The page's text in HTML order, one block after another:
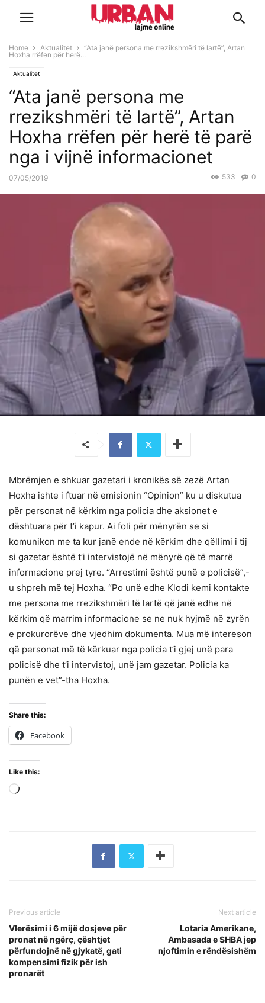
Home Aktualitet
“Ata janë persona me rrezikshmëri të lartë”, Artan
Hoxha rrëfen për herë...
Aktualitet
“Ata janë persona me
rrezikshmëri të lartë”, Artan
Hoxha rrëfen për herë të parë
nga i vijnë informacionet
07/05/2019 0
533
Mbrëmjen e shkuar gazetari i kronikës së zezë Artan
Hoxha ishte i ftuar në emisionin “Opinion” ku u diskutua
për personat në kërkim nga policia dhe aksionet e
dështuara për t’i kapur. Ai foli për mënyrën se si
komunikon me ta kur janë ende në kërkim dhe qëllimi i tij
si gazetar është t’i intervistojë në mënyrë që të marrë
informacione prej tyre. “Arrestimi është punë e policisë”,-
u shpreh më tej Hoxha. “Po unë edhe Klodi kemi kontakte
me persona me rrezikshmëri të lartë që janë edhe në
kërkim që marrim informacione se ne nuk hyjmë në zyrën
e prokurorëve dhe vjedhim dokumenta. Mua më intereson
që personat më të kërkuar nga policia t’i gjej unë para
policisë dhe t’i intervistoj, unë jam gazetar. Policia ka
punën e vet”-tha Hoxha.
Share this:
Facebook
Like this:
Previous article
Vlerësimi i 6 mijë dosjeve për
pronat në ngërç, çështjet
përfundojnë në gjykatë, gati
kompensimi fizik për ish
pronarët
Next article
Lotaria Amerikane,
Ambasada e SHBA jep
njoftimin e rëndësishëm